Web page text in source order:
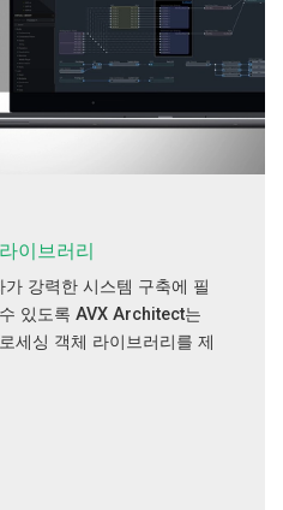
이브러리
강력한 시스템 구축에 필
있도록 AVX Architect는
세싱 객체 라이브러리를 제